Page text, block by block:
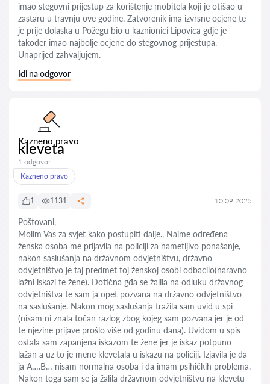
imao stegovni prijestup za korištenje mobitela koji je otišao u
zastaru u travnju ove godine. Zatvorenik ima izvrsne ocjene te
je prije dolaska u Požegu bio u kaznionici Lipovica gdje je
također imao najbolje ocjene do stegovnog prijestupa.
Unaprijed zahvaljujem.
Idi na odgovor
Kazneno pravo
kleveta
1 odgovor
Kazneno pravo
1 1131 10.09.2025
Poštovani,
Molim Vas za svjet kako postupiti dalje., Naime određena
ženska osoba me prijavila na policiji za nametljivo ponašanje,
nakon saslušanja na državnom odvjetništvu, državno
odvjetništvo je taj predmet toj ženskoj osobi odbacilo(naravno
lažni iskazi te žene). Dotična gđa se žalila na odluku državnog
odvjetništva te sam ja opet pozvana na državno odvjetništvo
na saslušanje. Nakon mog saslušanja tražila sam uvid u spi
(nisam ni znala točan razlog zbog kojeg sam pozvana jer je od
te njezine prijave prošlo više od godinu dana). Uvidom u spis
ostala sam zapanjena iskazom te žene jer je iskaz potpuno
lažan a uz to je mene klevetala u iskazu na policiji. Izjavila je da
ja A….B… nisam normalna osoba i da imam psihičkih problema.
Nakon toga sam se ja žalila državnom odvjetništvu na klevetu